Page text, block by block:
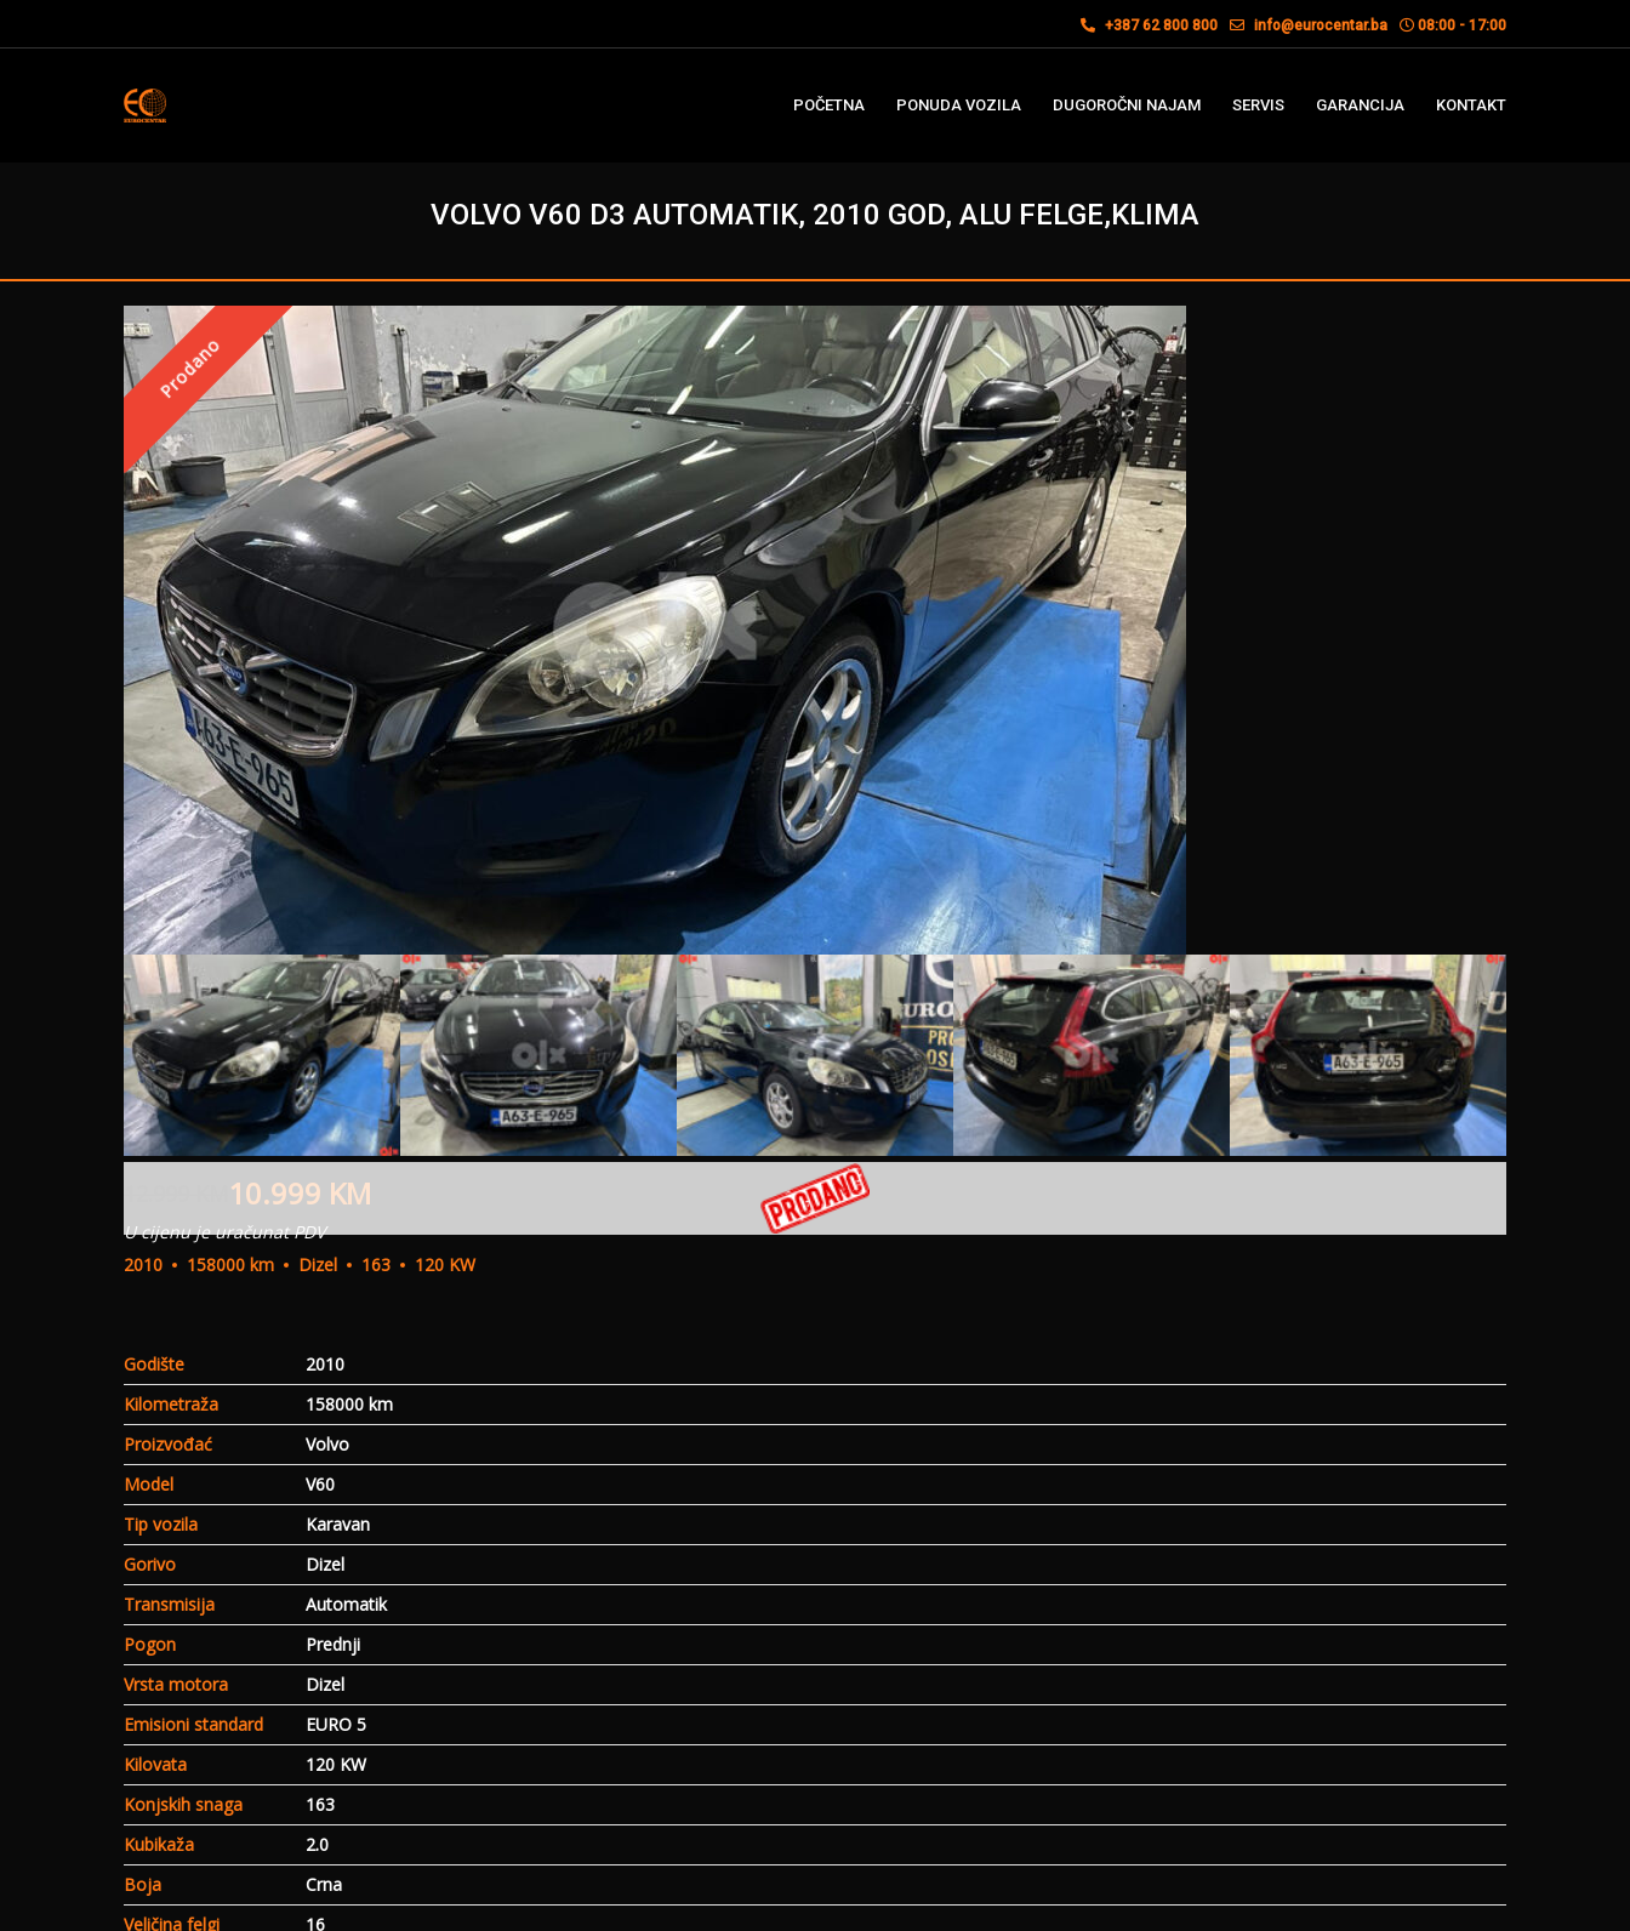
+387 62 800 800 info@eurocentar.ba 08:00 - 17:00
POČETNA PONUDA VOZILA DUGOROČNI NAJAM SERVIS GARANCIJA KONTAKT
VOLVO V60 D3 AUTOMATIK, 2010 GOD, ALU FELGE,KLIMA
Prodano
10.999 KM
U cijenu je uračunat PDV
2010
158000 km Dizel 163 120 KW
Godište
2010
Kilometraža
158000 km
Proizvođać
Volvo
Model
V60
Tip vozila
Karavan
Gorivo
Dizel
Transmisija
Automatik
Pogon
Prednji
Vrsta motora
Dizel
Emisioni standard
EURO 5
Kilovata
120 KW
Konjskih snaga
163
Kubikaža
2.0
Boja
Crna
Veličina felgi
16